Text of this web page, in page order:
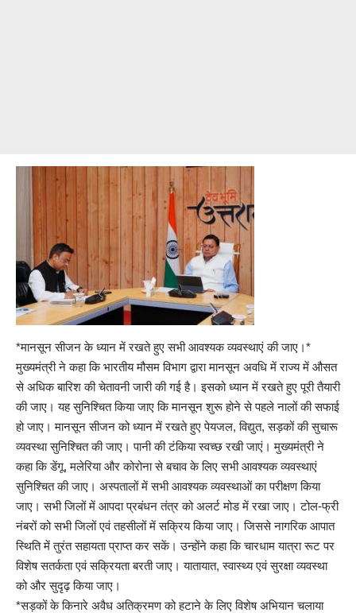
*मानसून सीजन के ध्यान में रखते हुए सभी आवश्यक व्यवस्थाएं की जाए।*
मुख्यमंत्री ने कहा कि भारतीय मौसम विभाग द्वारा मानसून अवधि में राज्य में औसत
से अधिक बारिश की चेतावनी जारी की गई है। इसको ध्यान में रखते हुए पूरी तैयारी
की जाए। यह सुनिश्चित किया जाए कि मानसून शुरू होने से पहले नालों की सफाई
हो जाए। मानसून सीजन को ध्यान में रखते हुए पेयजल, विद्युत, सड़कों की सुचारू
व्यवस्था सुनिश्चित की जाए। पानी की टंकिया स्वच्छ रखी जाएं। मुख्यमंत्री ने
कहा कि डेंगू, मलेरिया और कोरोना से बचाव के लिए सभी आवश्यक व्यवस्थाएं
सुनिश्चित की जाए। अस्पतालों में सभी आवश्यक व्यवस्थाओं का परीक्षण किया
जाए। सभी जिलों में आपदा प्रबंधन तंत्र को अलर्ट मोड में रखा जाए। टोल-फ्री
नंबरों को सभी जिलों एवं तहसीलों में सक्रिय किया जाए। जिससे नागरिक आपात
स्थिति में तुरंत सहायता प्राप्त कर सकें। उन्होंने कहा कि चारधाम यात्रा रूट पर
विशेष सतर्कता एवं सक्रियता बरती जाए। यातायात, स्वास्थ्य एवं सुरक्षा व्यवस्था
को और सुदृढ़ किया जाए।
*सड़कों के किनारे अवैध अतिक्रमण को हटाने के लिए विशेष अभियान चलाया